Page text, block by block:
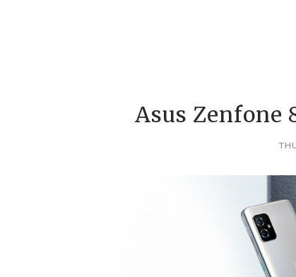
Asus Zenfone